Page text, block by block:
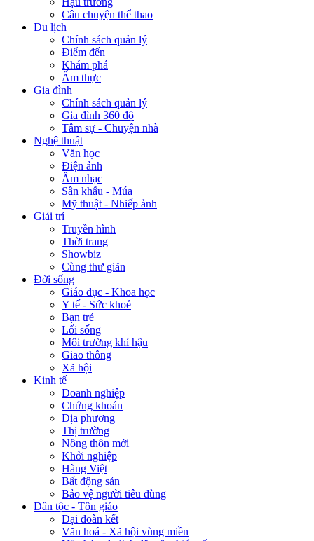
Câu chuyện thể thao
Du lịch
Chính sách quản lý
Điểm đến
Khám phá
Ẩm thực
Gia đình
Chính sách quản lý
Gia đình 360 độ
Tâm sự - Chuyện nhà
Nghệ thuật
Văn học
Điện ảnh
Âm nhạc
Sân khấu - Múa
Mỹ thuật - Nhiếp ảnh
Giải trí
Truyền hình
Thời trang
Showbiz
Cùng thư giãn
Đời sống
Giáo dục - Khoa học
Y tế - Sức khoẻ
Bạn trẻ
Lối sống
Môi trường khí hậu
Giao thông
Xã hội
Kinh tế
Doanh nghiệp
Chứng khoán
Địa phương
Thị trường
Nông thôn mới
Khởi nghiệp
Hàng Việt
Bất động sản
Bảo vệ người tiêu dùng
Dân tộc - Tôn giáo
Đại đoàn kết
Văn hoá - Xã hội vùng miền